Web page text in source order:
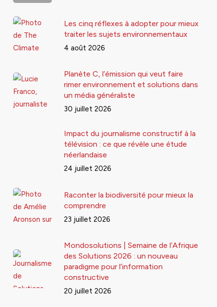
Les cinq réflexes à adopter pour mieux
traiter les sujets environnementaux
4 août 2026
Planète C, l’émission qui veut faire
rimer environnement et solutions dans
un média généraliste
30 juillet 2026
Impact du journalisme constructif à la
télévision : ce que révèle une étude
néerlandaise
24 juillet 2026
Raconter la biodiversité pour mieux la
comprendre
23 juillet 2026
Mondosolutions | Semaine de l’Afrique
des Solutions 2026 : un nouveau
paradigme pour l’information
constructive
20 juillet 2026